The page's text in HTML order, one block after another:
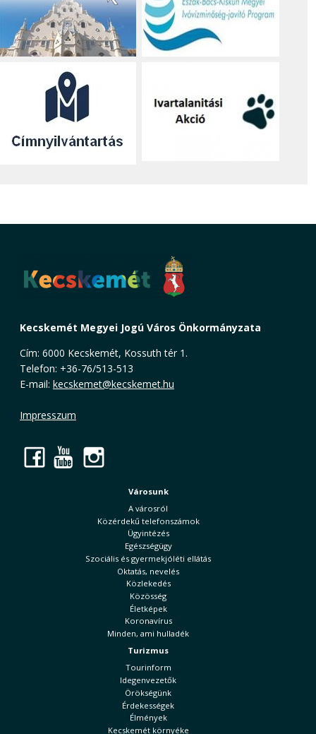
Kecskemét Megyei Jogú Város Önkormányzata
Cím: 6000 Kecskemét, Kossuth tér 1.
Telefon: +36-76/513-513
E-mail: kecskemet@kecskemet.hu
Impresszum
Facebook
YouTube
Városunk
A városról
Közérdekű telefonszámok
Ügyintézés
Egészségügy
Szociális és gyermekjóléti ellátás
Oktatás, nevelés
Közlekedés
Közösség
Életképek
Koronavírus
Minden, ami hulladék
Turizmus
Tourinform
Idegenvezetők
Örökségünk
Érdekességek
Élmények
Kecskemét környéke